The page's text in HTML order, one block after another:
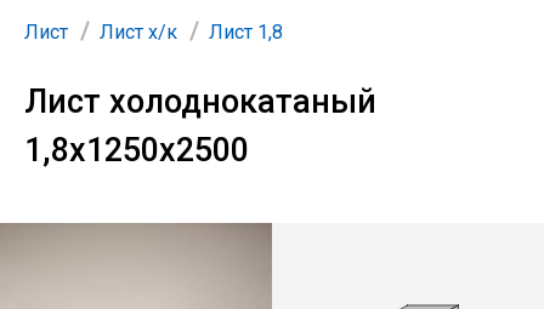
Арматура
Труба
Лист Лист х/к Лист 1,8
Лист холоднокатаный
1,8х1250х2500